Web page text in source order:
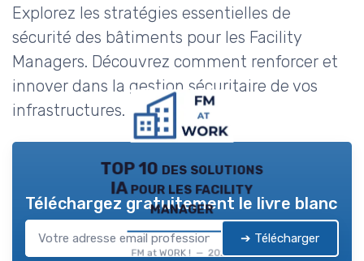
Explorez les stratégies essentielles de
sécurité des bâtiments pour les Facility
Managers. Découvrez comment renforcer et
innover dans la gestion sécuritaire de vos
infrastructures.
TOP 10 des solutions
IA pour les facility
manager
FM at WORK ! — 2026
Téléchargez gratuitement le livre blanc
➔ Télécharger